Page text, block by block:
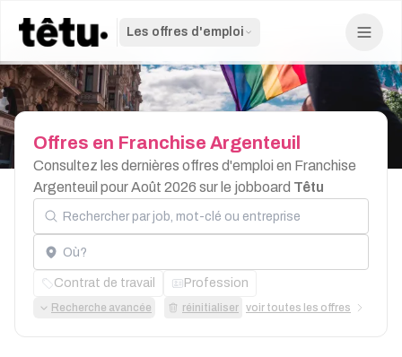
Les offres d'emploi
Offres en Franchise Argenteuil
Consultez les dernières offres d'emploi en Franchise
Argenteuil pour Août 2026 sur le jobboard Têtu
Rechercher par job, mot-clé ou entreprise
Localisation
Contrat de travail Profession
Recherche avancée réinitialiser voir toutes les offres